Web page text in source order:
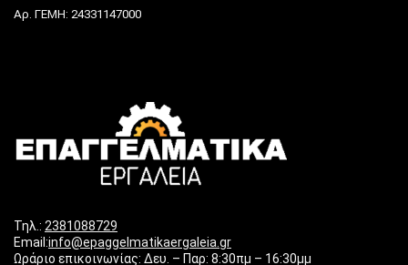
Αρ. ΓΕΜΗ: 24331147000
Τηλ.: 2381088729
Email:info@epaggelmatikaergaleia.gr
Ωράριο επικοινωνίας: Δευ. – Παρ: 8:30πμ – 16:30μμ